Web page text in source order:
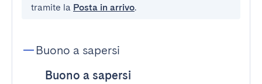
tramite la Posta in arrivo.
Buono a sapersi
Buono a sapersi